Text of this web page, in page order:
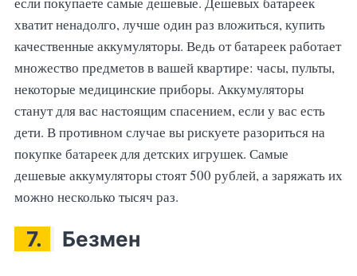
хватит ненадолго, лучше один раз вложиться, купить
качественные аккумуляторы. Ведь от батареек работает
множество предметов в вашей квартире: часы, пульты,
некоторые медицинские приборы. Аккумуляторы
станут для вас настоящим спасением, если у вас есть
дети. В противном случае вы рискуете разориться на
покупке батареек для детских игрушек. Самые
дешевые аккумуляторы стоят 500 рублей, а заряжать их
можно несколько тысяч раз.
7. Безмен